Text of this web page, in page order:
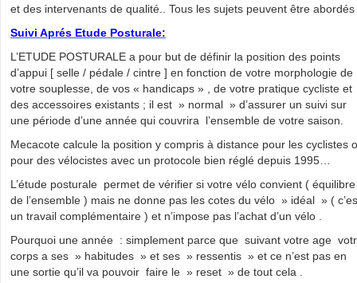
et des intervenants de qualité.. Tous les sujets peuvent être abordés
Suivi Aprés Etude Posturale:
L’ETUDE POSTURALE a pour but de définir la position des points
d’appui [ selle / pédale / cintre ] en fonction de votre morphologie de
votre souplesse, de vos « handicaps » , de votre pratique cycliste et
des accessoires existants ; il est » normal » d’assurer un suivi sur
une période d’une année qui couvrira l’ensemble de votre saison.
Mecacote calcule la position y compris à distance pour les cyclistes
pour des vélocistes avec un protocole bien réglé depuis 1995…
L’étude posturale permet de vérifier si votre vélo convient ( équilibre
de l’ensemble ) mais ne donne pas les cotes du vélo » idéal » (
un travail complémentaire ) et n’impose pas l’achat d’un vélo .
Pourquoi une année : simplement parce que suivant votre age
corps a ses » habitudes » et ses » ressentis » et ce n’est pas en
une sortie qu’il va pouvoir faire le » reset » de tout cela .